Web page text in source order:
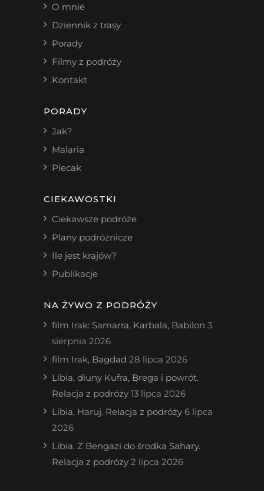
O mnie
Dziennik z trasy
Porady
Filmy z podróży
Kontakt
PORADY
Jak?
Malaria
Plecak
CIEKAWOSTKI
Ciekawsze podróże
Plany podróżnicze
Ile jest krajów?
Publikacje
NA ŻYWO Z PODRÓŻY
film Irak: Samarra, Karbala, Babilon 3
sierpnia 2026
film Irak, Bagdad 28 lipca 2026
Libia, diuny Kufra, Brega i powrót.
Relacja z podróży 13 lipca 2026
Libia, Haruj. Relacja z podróży 6 lipca
2026
Libia. Z Bengazi do środka Sahary.
Relacja z podróży 2 lipca 2026